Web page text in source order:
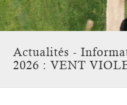
Actualités -
2026 : VENT